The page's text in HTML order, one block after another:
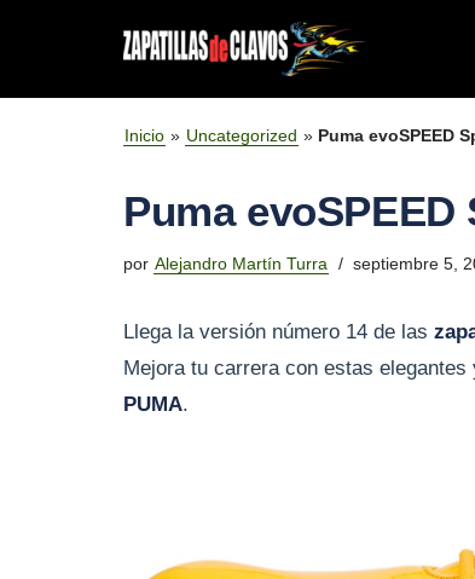
al
Mejores clavos para carreras de
Las mejores zapatillas para cross y
Mejores Zapatillas para
Inicio » Uncategorized » Puma evoSPEED
Puma evoSPEED
por Alejandro Martín Turra septiembre 5,
Llega la versión número 14 de las
Mejora tu carrera con estas
PUMA.